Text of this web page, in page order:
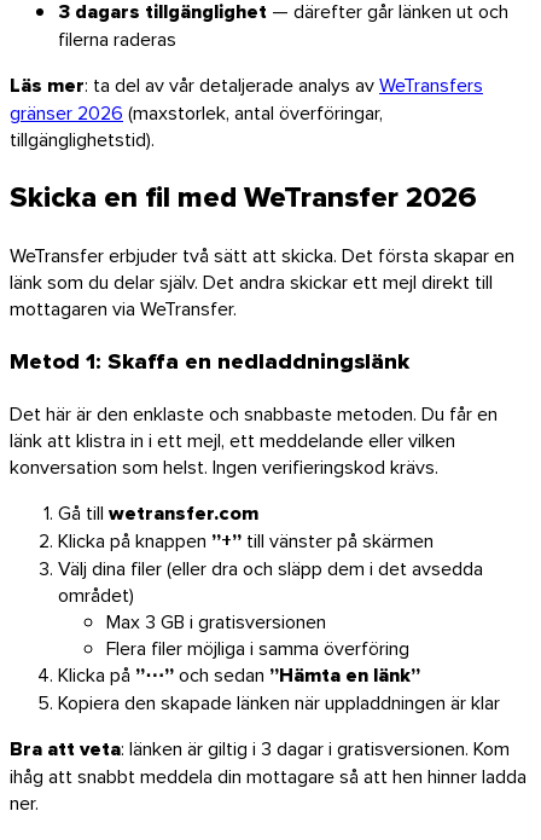
iOS
3 dagars tillgänglighet — därefter går länken ut och
filerna raderas
Läs mer: ta del av vår detaljerade analys avWeTransfers
gränser 2026 (maxstorlek, antal överföringar,
tillgänglighetstid).
Skicka en fil med WeTransfer 2026
WeTransfer erbjuder två sätt att skicka. Det första skapar en
länk som du delar själv. Det andra skickar ett mejl direkt till
mottagaren via WeTransfer.
Metod 1: Skaffa en nedladdningslänk
Det här är den enklaste och snabbaste metoden. Du får en
länk att klistra in i ett mejl, ett meddelande eller vilken
konversation som helst. Ingen verifieringskod krävs.
Gå till wetransfer.com
Klicka på knappen ”+” till vänster på skärmen
Välj dina filer (eller dra och släpp dem i det avsedda
området)
Max 3 GB i gratisversionen
Flera filer möjliga i samma överföring
Klicka på ”⋯”och sedan ”Hämta en länk”
Kopiera den skapade länken när uppladdningen är klar
Bra att veta: länken är giltig i 3 dagar i gratisversionen. Kom
ihåg att snabbt meddela din mottagare så att hen hinner ladda
ner.